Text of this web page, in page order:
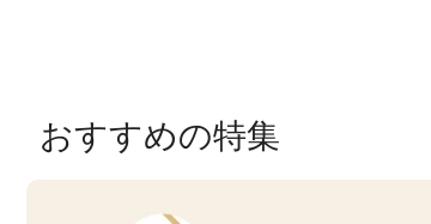
おすすめの特集